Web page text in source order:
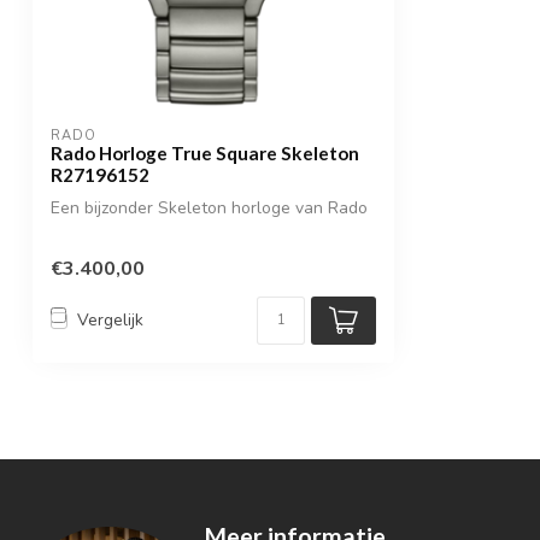
RADO
Rado Horloge True Square Skeleton
R27196152
Een bijzonder Skeleton horloge van Rado
€3.400,00
Vergelijk